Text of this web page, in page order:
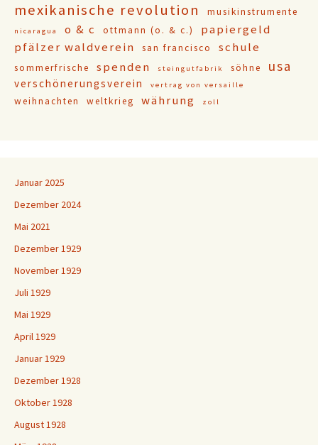
mexikanische revolution musikinstrumente
nicaragua o & c ottmann (o. & c.)
papiergeld
pfälzer waldverein
san francisco schule
sommerfrische spenden steingutfabrik söhne usa
verschönerungsverein vertrag von versaille
weihnachten weltkrieg währung zoll
Januar 2025
Dezember 2024
Mai 2021
Dezember 1929
November 1929
Juli 1929
Mai 1929
April 1929
Januar 1929
Dezember 1928
Oktober 1928
August 1928